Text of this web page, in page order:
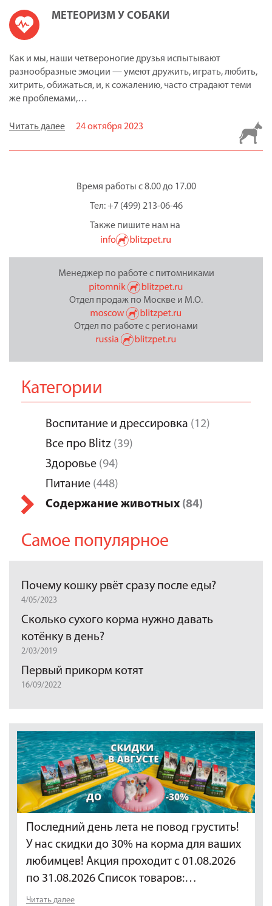
МЕТЕОРИЗМ У СОБАКИ
Как и мы, наши четвероногие друзья испытывают
разнообразные эмоции — умеют дружить, играть, любить,
хитрить, обижаться, и, к сожалению, часто страдают теми
же проблемами,…
Читать далее 24 октября 2023
Время работы с 8.00 до 17.00
Тел: +7 (499) 213-06-46
Также пишите нам на
Менеджер по работе с питомниками
Отдел продаж по Москве и М.О.
Отдел по работе с регионами
Категории
Воспитание и дрессировка (12)
Все про Blitz (39)
Здоровье (94)
Питание (448)
Содержание животных (84)
Самое популярное
Почему кошку рвёт сразу после еды?
4/05/2023
Сколько сухого корма нужно давать
котёнку в день?
2/03/2019
Первый прикорм котят
16/09/2022
Последний день лета не повод грустить!
У нас скидки до 30% на корма для ваших
любимцев! Акция проходит с 01.08.2026
по 31.08.2026 Список товаров:…
Читать далее